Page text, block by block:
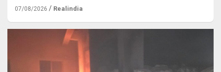
07/08/2026 Realindia